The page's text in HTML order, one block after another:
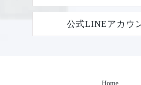
公式LINEアカウ
Home